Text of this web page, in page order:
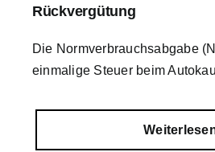
Rückvergütung
Die Normverbrauchsabgabe
einmalige Steuer beim